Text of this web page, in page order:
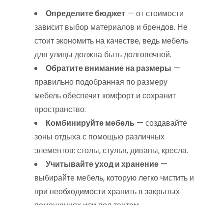
Определите бюджет — от стоимости
зависит выбор материалов и брендов. Не
стоит экономить на качестве, ведь мебель
для улицы должна быть долговечной.
Обратите внимание на размеры —
правильно подобранная по размеру
мебель обеспечит комфорт и сохранит
пространство.
Комбинируйте мебель — создавайте
зоны отдыха с помощью различных
элементов: столы, стулья, диваны, кресла.
Учитывайте уход и хранение —
выбирайте мебель, которую легко чистить и
при необходимости хранить в закрытых